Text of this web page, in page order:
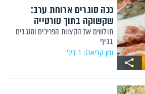
ככה סוגרים ארוחת ערב:
שקשוקה בתוך טורטייה
תולשים את הקצוות הפריכים ומנגבים
בכיף
זמן קריאה: 1 דק'